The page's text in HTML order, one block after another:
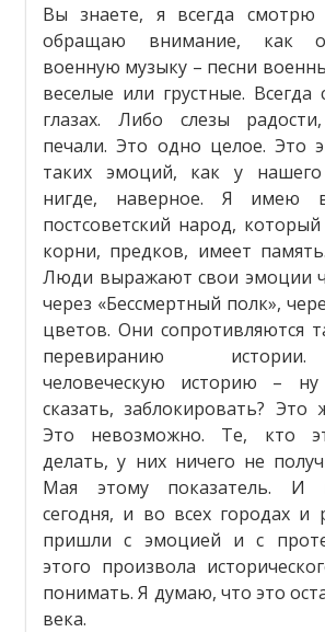
Вы знаете, я всегда
обращаю внимание, как
военную музыку – песни
веселые или грустные. Всегда
глазах. Либо слезы
печали. Это одно целое. Это
таких эмоций, как у
нигде, наверное. Я имею
постсоветский народ,
корни, предков, имеет
Люди выражают свои эмоции
через «Бессмертный полк»,
цветов. Они сопротивляются
перевиранию
человеческую историю –
сказать, заблокировать? Это
Это невозможно. Те, кто
делать, у них ничего не
Мая этому показатель. И
сегодня, и во всех городах и
пришли с эмоцией и с
этого произвола
понимать. Я думаю, что это
века.